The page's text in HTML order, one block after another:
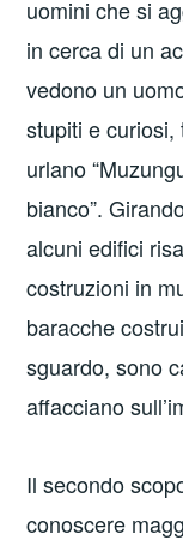
uomini che si
in cerca di un
vedono un
stupiti e
urlano
bianco”.
alcuni edifici
costruzioni in
baracche
sguardo, sono
affacciano
Il secondo
conoscere